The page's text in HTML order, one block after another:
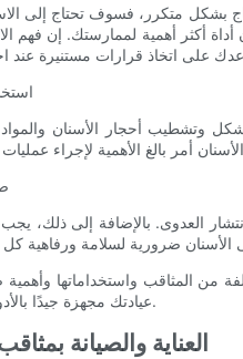
بشكل متكرر، فسوف تحتاج إلى
أكثر أهمية لممارستك. إن فهم
وتشطيب أحجار الأسنان والمواد
العدوى. بالإضافة إلى ذلك،
من المثاقب واستخداماتها وأهمية
عيادتك مجهزة جيدًا بالأدوات الأساسية اللازمة للنجاح.
- العناية والصيانة